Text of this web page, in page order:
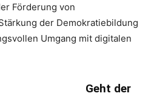
Förderung von
der Demokratiebildung
Umgang mit digitalen
Geht der